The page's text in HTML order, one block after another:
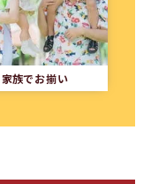
家族でお揃い